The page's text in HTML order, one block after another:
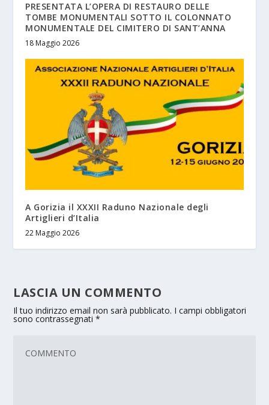
PRESENTATA L’OPERA DI RESTAURO DELLE
TOMBE MONUMENTALI SOTTO IL COLONNATO
MONUMENTALE DEL CIMITERO DI SANT’ANNA
18 Maggio 2026
A Gorizia il XXXII Raduno Nazionale degli
Artiglieri d’Italia
22 Maggio 2026
LASCIA UN COMMENTO
Il tuo indirizzo email non sarà pubblicato. I campi obbligatori
sono contrassegnati*